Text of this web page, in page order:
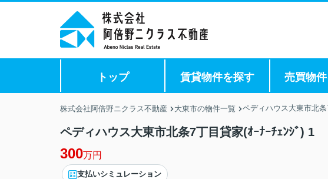
トップ 賃貸物件を探す 売買物
株式会社阿倍野ニクラス不動産 大東市の物件一覧 ペディハウス大東市北
ペディハウス大東市北条7丁目貸家(ｵｰﾅｰﾁｪﾝｼﾞ) 1
300万円
支払いシミュレーション